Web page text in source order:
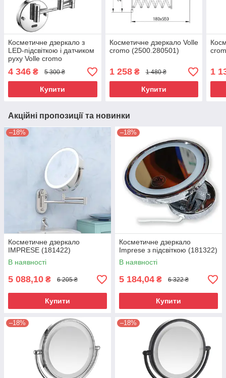
Косметичне дзеркало з
LED-підсвіткою і датчиком
руху Volle cromo
(2500.280701)
4 346 ₴ 5 300 ₴
Купити
Косметичне дзеркало Volle
cromo (2500.280501)
1 258₴ 1 480 ₴
Купити
1
Акційні пропозиції та новинки
–18%
Косметичне дзеркало
IMPRESE (181422)
В наявності
5 088,10 ₴ 6 205 ₴
Купити
–18%
Косметичне дзеркало
Imprese з підсвіткою (181322)
В наявності
5 184,04 ₴ 6 322 ₴
Купити
–18% –18%